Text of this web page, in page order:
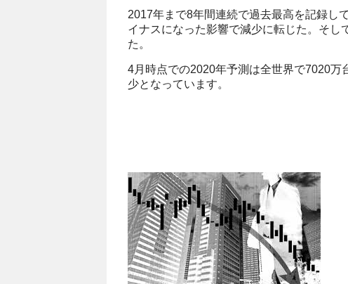
2017年まで8年間連続で過去最高を記録し
イナスになった影響で減少に転じた。そ
た。
4月時点での2020年予測は全世界で7020
少となっています。